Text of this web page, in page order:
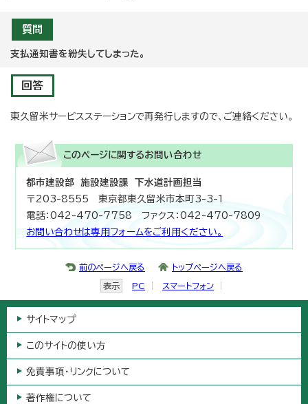
質問
支払通知書を紛失してしまった。
回答
東久留米サービスステーションで再発行しますので、ご連絡ください。
このページに関するお問い合わせ
都市建設部 施設建設課 下水道計画担当
〒203-8555 東京都東久留米市本町3-3-1
電話：042-470-7758 ファクス：042-470-7809
お問い合わせは専用フォームをご利用ください。
前のページへ戻る トップページへ戻る
表示 PC スマートフォン
サイトマップ
このサイトの使い方
免責事項・リンクについて
著作権について